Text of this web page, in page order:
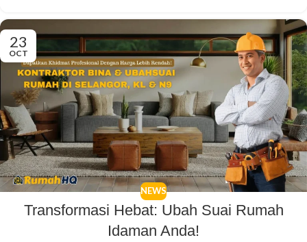
23
OCT
NEWS
Transformasi Hebat: Ubah Suai Rumah
Idaman Anda!